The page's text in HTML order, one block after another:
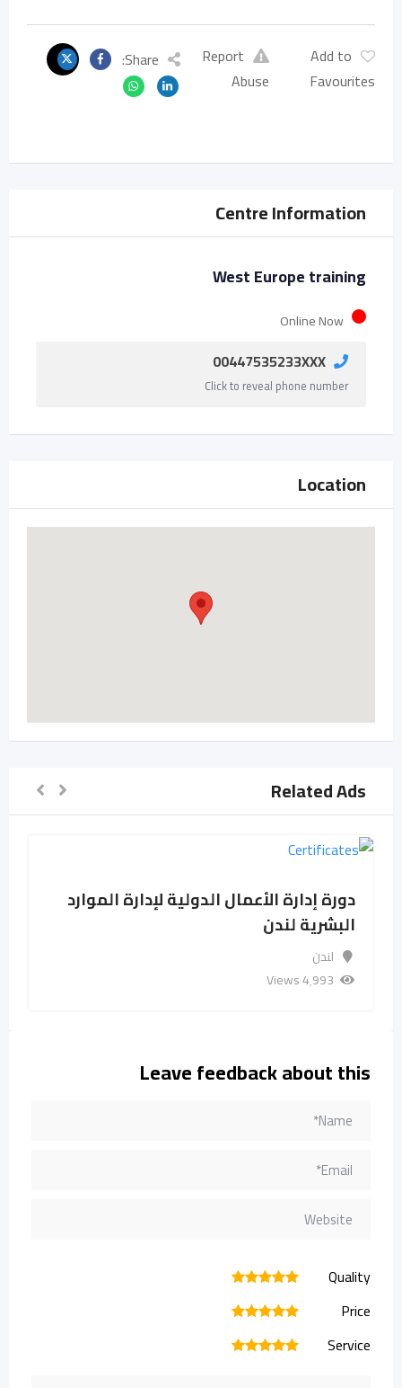
Add to
Favourites
Report
Abuse
Share:
Centre Information
West Europe training
Online Now
00447535233XXX
Click to reveal phone number
Location
Related Ads
دورة إدارة الأعمال الدولية لإدارة الموارد
البشرية لندن
لندن
4٬993 Views
Leave feedback about this
Quality
5
4
3
2
Price
5
4
3
2
Service
5
4
3
2